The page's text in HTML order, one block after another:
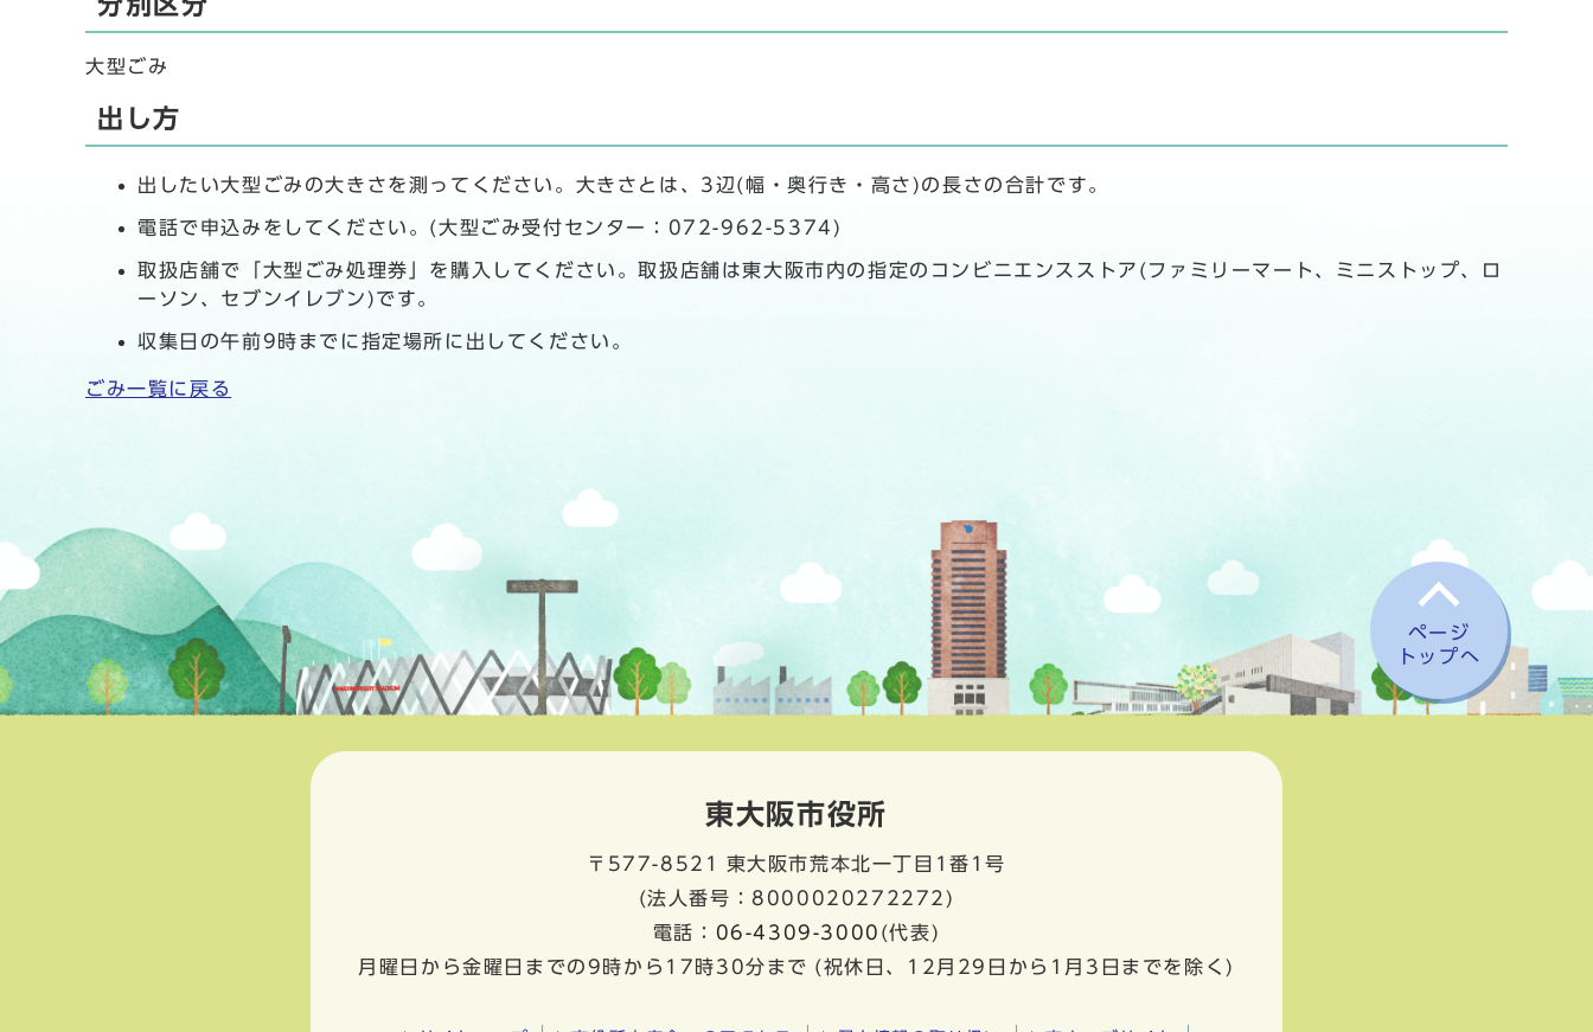
大型ごみ
出し方
出したい大型ごみの大きさを測ってください。大きさとは、3辺(幅・奥行き・高さ)の長さの合計です。
電話で申込みをしてください。(大型ごみ受付センター：072-962-5374)
取扱店舗で「大型ごみ処理券」を購入してください。取扱店舗は東大阪市内の指定のコンビニエンスストア(ファミリーマート、ミニストップ、ロ
ーソン、セブンイレブン)です。
収集日の午前9時までに指定場所に出してください。
ごみ一覧に戻る
ページ
トップへ
東大阪市役所
〒577-8521
東大阪市荒本北一丁目1番1号
(法人番号：8000020272272)
電話： 06-4309-3000 (代表)
月曜日から金曜日までの9時から17時30分まで (祝休日、12月29日から1月3日までを除く)